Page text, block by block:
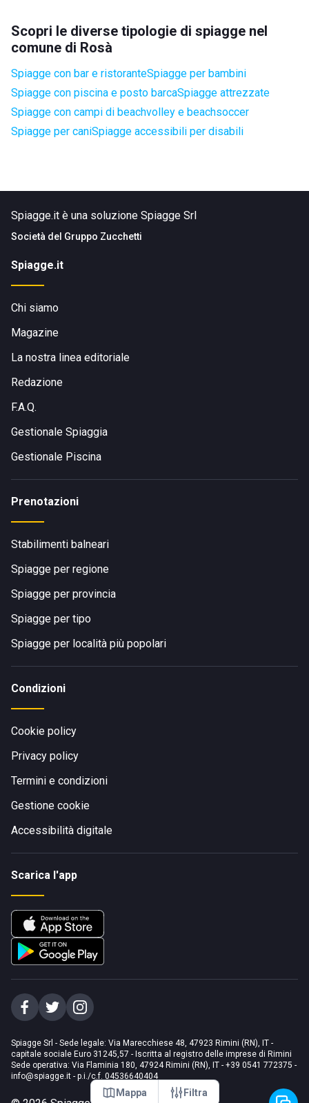
Mappa Filtra
Scopri le diverse tipologie di spiagge nel
comune di Rosà
Spiagge con bar e ristoranteSpiagge per bambini
Spiagge con piscina e posto barcaSpiagge attrezzate
Spiagge con campi di beachvolley e beachsoccer
Spiagge per caniSpiagge accessibili per disabili
Spiagge.it è una soluzione Spiagge Srl
Società del Gruppo Zucchetti
Spiagge.it
Chi siamo
Magazine
La nostra linea editoriale
Redazione
F.A.Q.
Gestionale Spiaggia
Gestionale Piscina
Prenotazioni
Stabilimenti balneari
Spiagge per regione
Spiagge per provincia
Spiagge per tipo
Spiagge per località più popolari
Condizioni
Cookie policy
Privacy policy
Termini e condizioni
Gestione cookie
Accessibilità digitale
Scarica l'app
Spiagge Srl - Sede legale: Via Marecchiese 48, 47923 Rimini (RN), IT -
capitale sociale Euro 31245,57 - Iscritta al registro delle imprese di Rimini
Sede operativa: Via Flaminia 180, 47924 Rimini (RN), IT - +39 0541 772375 -
info@spiagge.it - p.i./c.f. 04536640404